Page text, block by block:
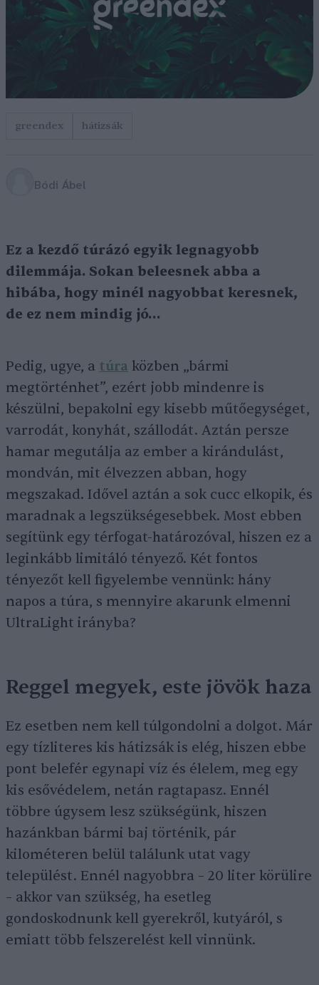
greendex hátizsák
Bódi Ábel
Ez a kezdő túrázó egyik legnagyobb
dilemmája. Sokan beleesnek abba a
hibába, hogy minél nagyobbat keresnek,
de ez nem mindig jó…
Pedig, ugye, a túra közben „bármi
megtörténhet”, ezért jobb mindenre is
készülni, bepakolni egy kisebb műtőegységet,
varrodát, konyhát, szállodát. Aztán persze
hamar megutálja az ember a kirándulást,
mondván, mit élvezzen abban, hogy
megszakad. Idővel aztán a sok cucc elkopik, és
maradnak a legszükségesebbek. Most ebben
segítünk egy térfogat-határozóval, hiszen ez a
leginkább limitáló tényező. Két fontos
tényezőt kell figyelembe vennünk: hány
napos a túra, s mennyire akarunk elmenni
UltraLight irányba?
Reggel megyek, este jövök haza
Ez esetben nem kell túlgondolni a dolgot. Már
egy tízliteres kis hátizsák is elég, hiszen ebbe
pont belefér egynapi víz és élelem, meg egy
kis esővédelem, netán ragtapasz. Ennél
többre úgysem lesz szükségünk, hiszen
hazánkban bármi baj történik, pár
kilométeren belül találunk utat vagy
települést. Ennél nagyobbra – 20 liter körülire
– akkor van szükség, ha esetleg
gondoskodnunk kell gyerekről, kutyáról, s
emiatt több felszerelést kell vinnünk.